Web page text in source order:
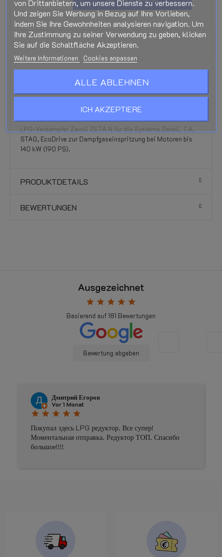
Temperatursensor (1,2 bar bis 140 KW)
LPG-Verdampfer Zavoli ZETA N für die Systeme Zavoli, T.A,
STAG, EcoDrive zur Dampfgaseinspritzung bei Motoren bis
140 kW (190 PS).
PRODUKTDETAILS
BEWERTUNGEN
Ausgezeichnet
star star star star star
Basierend auf181 Bewertungen
Bewertung abgeben
Дмитрий Егоров
Vor 1 Monat
star star star star star
Покупал здесь LPG редуктор. Все супер!
Моментальная отправка. Редуктор ТОП. Спасибо
большое!!!!
von Drittanbietern, um unsere Dienste zu verbessern.
Und zeigen Sie Werbung in Bezug auf Ihre Vorlieben,
indem Sie Ihre Gewohnheiten analysieren navigation. Um
Ihre Zustimmung zu seiner Verwendung zu geben, klicken
Sie auf die Schaltfläche Akzeptieren.
Weitere Informationen Cookies anpassen
ALLE ABLEHNEN
ICH AKZEPTIERE